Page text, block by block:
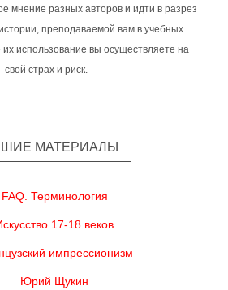
мнение разных авторов и идти в разрез
преподаваемой вам в учебных
использование вы осуществляете на
свой страх и риск.
МАТЕРИАЛЫ
FAQ. Терминология
17-18 веков
импрессионизм
Юрий Щукин